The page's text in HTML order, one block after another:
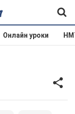
Онлайн уроки